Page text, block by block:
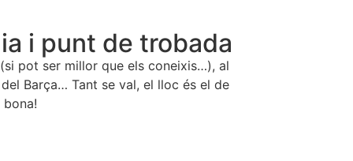
i punt de trobada
pot ser millor que els coneixis…), al
Barça… Tant se val, el lloc és el de